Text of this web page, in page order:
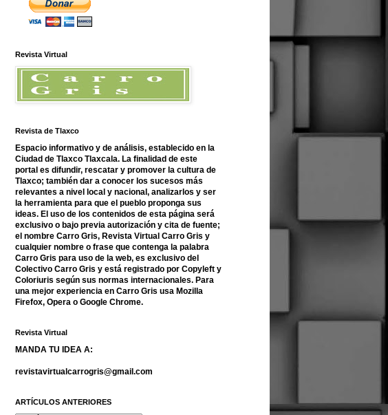
Revista Virtual
Revista de Tlaxco
Espacio informativo y de análisis, establecido en la
Ciudad de Tlaxco Tlaxcala. La finalidad de este
portal es difundir, rescatar y promover la cultura de
Tlaxco; también dar a conocer los sucesos más
relevantes a nivel local y nacional, analizarlos y ser
la herramienta para que el pueblo proponga sus
ideas. El uso de los contenidos de esta página será
exclusivo o bajo previa autorización y cita de fuente;
el nombre Carro Gris, Revista Virtual Carro Gris y
cualquier nombre o frase que contenga la palabra
Carro Gris para uso de la web, es exclusivo del
Colectivo Carro Gris y está registrado por Copyleft y
Coloriuris según sus normas internacionales. Para
una mejor experiencia en Carro Gris usa Mozilla
Firefox, Opera o Google Chrome.
Revista Virtual
MANDA TU IDEA A:
revistavirtualcarrogris@gmail.com
ARTÍCULOS ANTERIORES